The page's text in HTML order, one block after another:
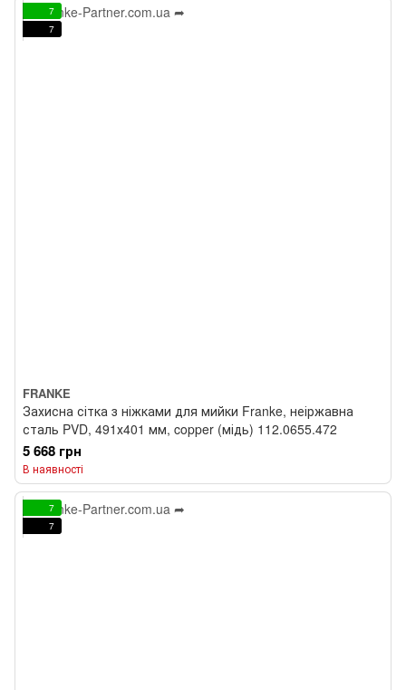
7
7
FRANKE
Захисна сітка з ніжками для мийки Franke, неіржавна
сталь PVD, 491х401 мм, copper (мідь) 112.0655.472
5 668 грн
В наявності
7
7